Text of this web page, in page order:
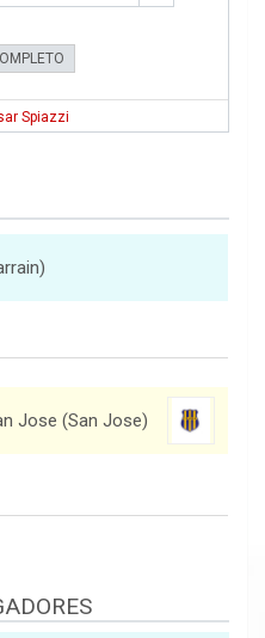
Spiazzi
Jose (San Jose)